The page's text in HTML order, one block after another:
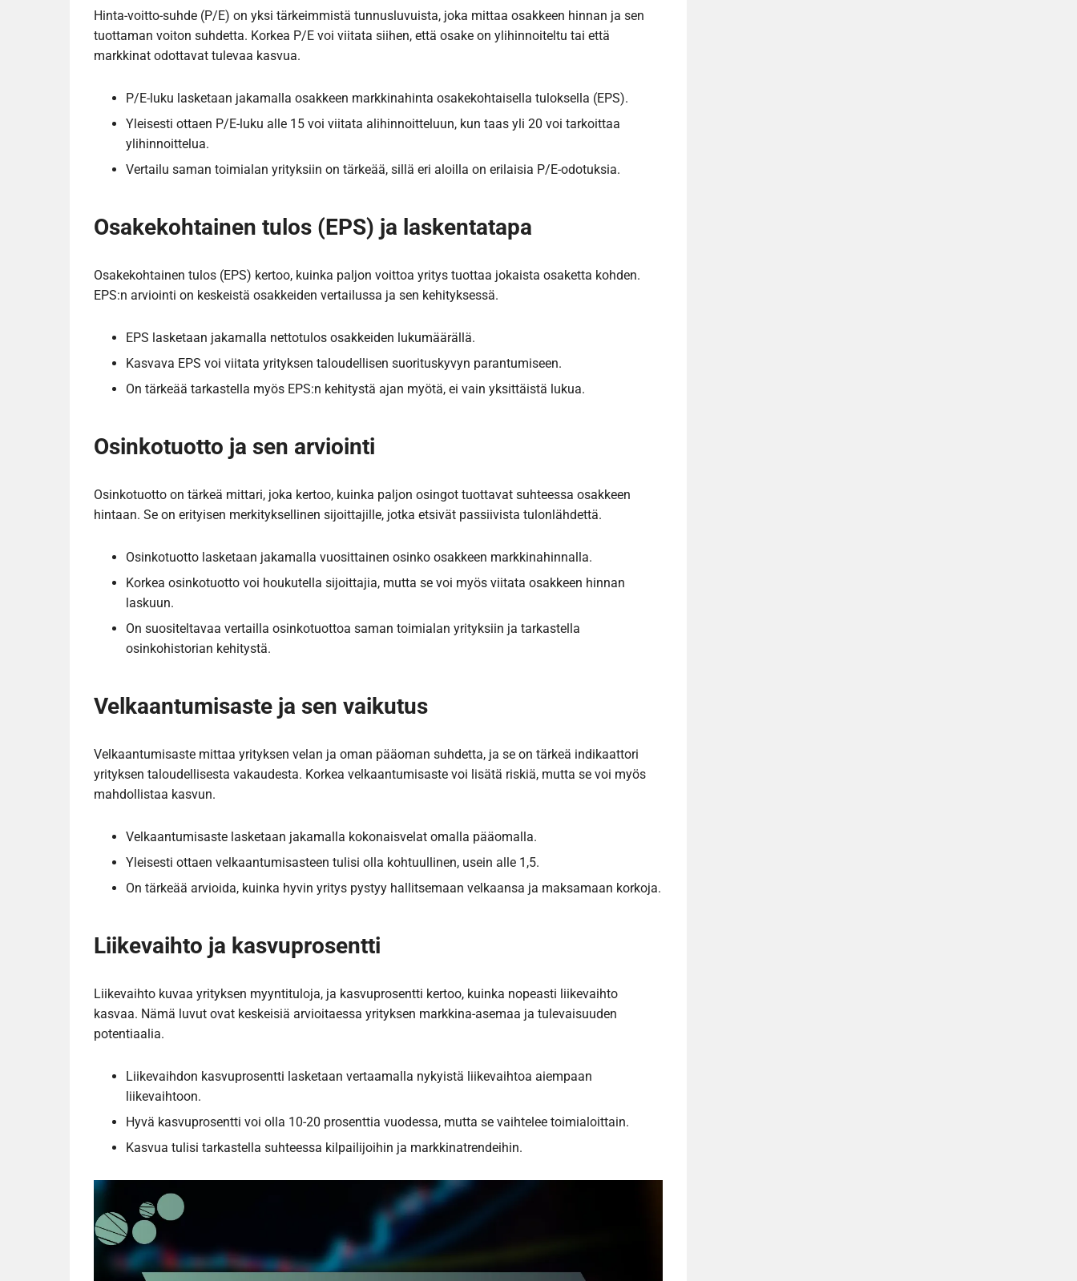
Hinta-voitto-suhde (P/E) on yksi tärkeimmistä tunnusluvuista, joka mittaa osakkeen hinnan ja sen
tuottaman voiton suhdetta. Korkea P/E voi viitata siihen, että osake on ylihinnoiteltu tai että
markkinat odottavat tulevaa kasvua.
P/E-luku lasketaan jakamalla osakkeen markkinahinta osakekohtaisella tuloksella (EPS).
Yleisesti ottaen P/E-luku alle 15 voi viitata alihinnoitteluun, kun taas yli 20 voi tarkoittaa
ylihinnoittelua.
Vertailu saman toimialan yrityksiin on tärkeää, sillä eri aloilla on erilaisia P/E-odotuksia.
Osakekohtainen tulos (EPS) ja laskentatapa
Osakekohtainen tulos (EPS) kertoo, kuinka paljon voittoa yritys tuottaa jokaista osaketta kohden.
EPS:n arviointi on keskeistä osakkeiden vertailussa ja sen kehityksessä.
EPS lasketaan jakamalla nettotulos osakkeiden lukumäärällä.
Kasvava EPS voi viitata yrityksen taloudellisen suorituskyvyn parantumiseen.
On tärkeää tarkastella myös EPS:n kehitystä ajan myötä, ei vain yksittäistä lukua.
Osinkotuotto ja sen arviointi
Osinkotuotto on tärkeä mittari, joka kertoo, kuinka paljon osingot tuottavat suhteessa osakkeen
hintaan. Se on erityisen merkityksellinen sijoittajille, jotka etsivät passiivista tulonlähdettä.
Osinkotuotto lasketaan jakamalla vuosittainen osinko osakkeen markkinahinnalla.
Korkea osinkotuotto voi houkutella sijoittajia, mutta se voi myös viitata osakkeen hinnan
laskuun.
On suositeltavaa vertailla osinkotuottoa saman toimialan yrityksiin ja tarkastella
osinkohistorian kehitystä.
Velkaantumisaste ja sen vaikutus
Velkaantumisaste mittaa yrityksen velan ja oman pääoman suhdetta, ja se on tärkeä indikaattori
yrityksen taloudellisesta vakaudesta. Korkea velkaantumisaste voi lisätä riskiä, mutta se voi myös
mahdollistaa kasvun.
Velkaantumisaste lasketaan jakamalla kokonaisvelat omalla pääomalla.
Yleisesti ottaen velkaantumisasteen tulisi olla kohtuullinen, usein alle 1,5.
On tärkeää arvioida, kuinka hyvin yritys pystyy hallitsemaan velkaansa ja maksamaan korkoja.
Liikevaihto ja kasvuprosentti
Liikevaihto kuvaa yrityksen myyntituloja, ja kasvuprosentti kertoo, kuinka nopeasti liikevaihto
kasvaa. Nämä luvut ovat keskeisiä arvioitaessa yrityksen markkina-asemaa ja tulevaisuuden
potentiaalia.
Liikevaihdon kasvuprosentti lasketaan vertaamalla nykyistä liikevaihtoa aiempaan
liikevaihtoon.
Hyvä kasvuprosentti voi olla 10-20 prosenttia vuodessa, mutta se vaihtelee toimialoittain.
Kasvua tulisi tarkastella suhteessa kilpailijoihin ja markkinatrendeihin.